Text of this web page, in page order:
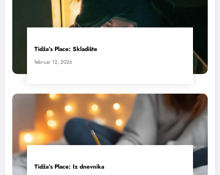
Tidža’s Place: Skladište
februar 12, 2026
Tidža’s Place: Iz dnevnika